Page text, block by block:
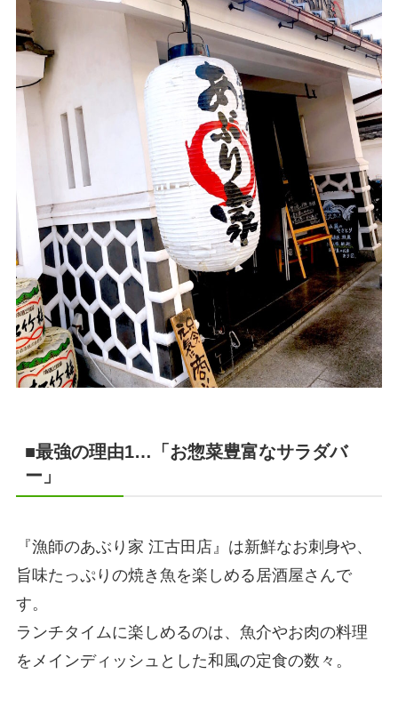
■最強の理由1…「お惣菜豊富なサラダバ
ー」
『漁師のあぶり家 江古田店』は新鮮なお刺身や、
旨味たっぷりの焼き魚を楽しめる居酒屋さんで
す。
ランチタイムに楽しめるのは、魚介やお肉の料理
をメインディッシュとした和風の定食の数々。